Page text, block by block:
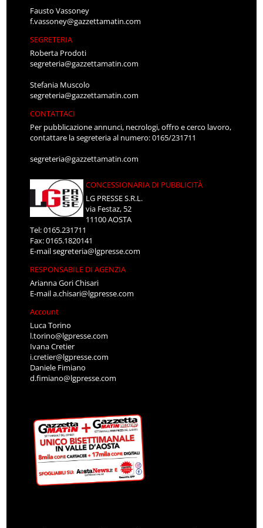
Fausto Vassoney
f.vassoney@gazzettamatin.com
SEGRETERIA
Roberta Prodoti
segreteria@gazzettamatin.com
Stefania Muscolo
segreteria@gazzettamatin.com
CONTATTACI
Per pubblicazione annunci, necrologi, offro e cerco lavoro,
contattare la segreteria al numero: 0165/231711
segreteria@gazzettamatin.com
CONCESSIONARIA DI PUBBLICITÀ
LG PRESSE S.R.L.
via Festaz, 52
11100 AOSTA
Tel: 0165.231711
Fax: 0165.1820141
E-mailsegreteria@lgpresse.com
RESPONSABILE DI AGENZIA
Arianna Gori Chisari
E-maila.chisari@lgpresse.com
Account
Luca Torino
l.torino@lgpresse.com
Ivana Cretier
i.cretier@lgpresse.com
Daniele Fimiano
d.fimiano@lgpresse.com